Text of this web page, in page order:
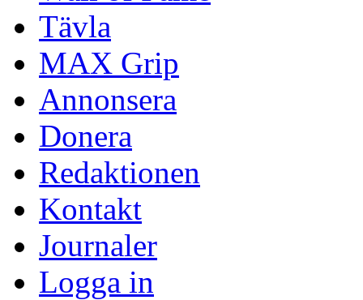
Tävla
MAX Grip
Annonsera
Donera
Redaktionen
Kontakt
Journaler
Logga in